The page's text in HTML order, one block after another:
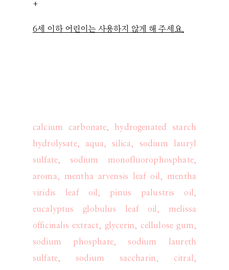
+
6세 이하 어린이는 사용하지 않게 해 주세요.
calcium carbonate, hydrogenated starch
hydrolysate, aqua, silica, sodium lauryl
sulfate, sodium monofluorophosphate,
aroma, mentha arvensis leaf oil, mentha
viridis leaf oil, pinus palustris oil,
eucalyptus globulus leaf oil, melissa
officinalis extract, glycerin, cellulose gum,
sodium phosphate, sodium laureth
sulfate, sodium saccharin, citral,